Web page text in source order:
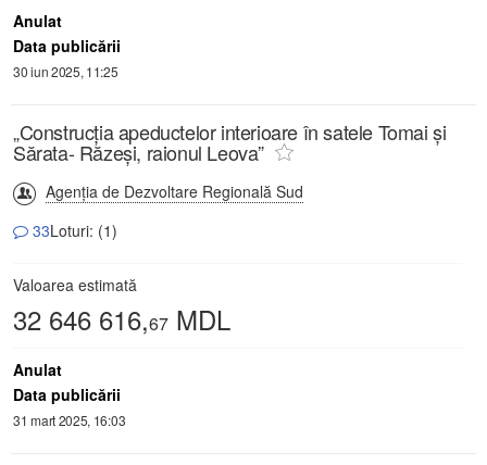
Anulat
Data publicării
30 iun 2025, 11:25
„Construcția apeductelor interioare în satele Tomai și
Sărata- Răzeși, raionul Leova”
Agenția de Dezvoltare Regională Sud
33Loturi: (1)
Valoarea estimată
32 646 616,67 MDL
Anulat
Data publicării
31 mart 2025, 16:03